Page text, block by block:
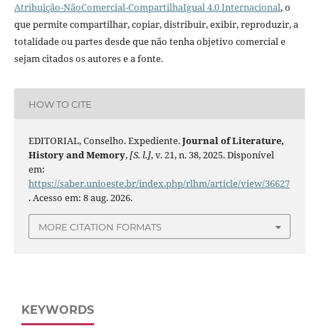
Atribuição-NãoComercial-CompartilhaIgual 4.0 Internacional, o
que permite compartilhar, copiar, distribuir, exibir, reproduzir, a
totalidade ou partes desde que não tenha objetivo comercial e
sejam citados os autores e a fonte.
HOW TO CITE
EDITORIAL, Conselho. Expediente.Journal of Literature,
History and Memory,[S. l.], v. 21, n. 38, 2025. Disponível
em:
https://saber.unioeste.br/index.php/rlhm/article/view/36627
. Acesso em: 8 aug. 2026.
MORE CITATION FORMATS
KEYWORDS